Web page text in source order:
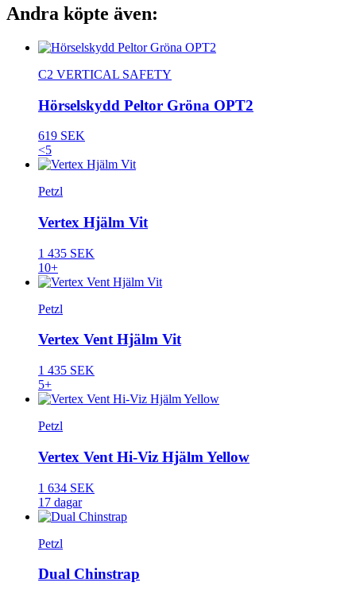
Andra köpte även:
C2 VERTICAL SAFETY
Hörselskydd Peltor Gröna OPT2
619 SEK
<5
Petzl
Vertex Hjälm Vit
1 435 SEK
10+
Petzl
Vertex Vent Hjälm Vit
1 435 SEK
5+
Petzl
Vertex Vent Hi-Viz Hjälm Yellow
1 634 SEK
17 dagar
Petzl
Dual Chinstrap